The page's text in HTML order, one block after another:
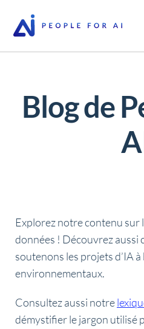
Blog de
Explorez notre contenu sur
données ! Découvrez aussi
soutenons les projets d’IA
environnementaux.
Consultez aussi notre
démystifier le jargon utilisé